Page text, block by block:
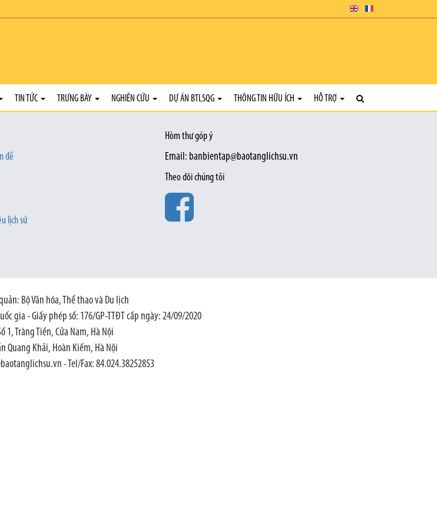
TIN TỨC TRƯNG BÀY NGHIÊN CỨU DỰ ÁN BTLSQG THÔNG TIN HỮU ÍCH HỖ TRỢ
đề
lịch sử
Hòm thư góp ý
Email: banbientap@baotanglichsu.vn
Theo dõi chúng tôi
Bộ Văn hóa, Thể thao và Du lịch
gia - Giấy phép số: 176/GP-TTĐT cấp ngày: 24/09/2020
1, Tràng Tiền, Cửa Nam, Hà Nội
Quang Khải, Hoàn Kiếm, Hà Nội
- Tel/Fax: 84.024.38252853